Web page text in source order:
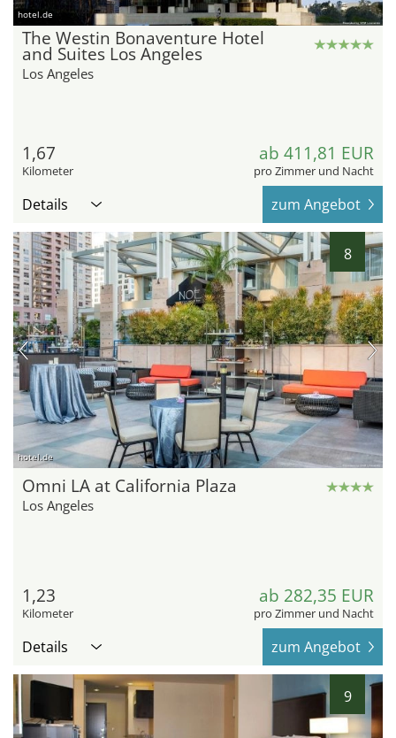
hotel.de
The Westin Bonaventure Hotel
and Suites Los Angeles
Los Angeles
1,67
Kilometer
ab 411,81 EUR
pro Zimmer und Nacht
Details zum Angebot
8
hotel.de
Omni LA at California Plaza
Los Angeles
1,23
Kilometer
ab 282,35 EUR
pro Zimmer und Nacht
Details zum Angebot
9